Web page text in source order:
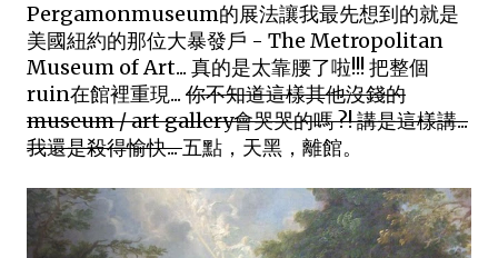
Pergamonmuseum的展法讓我最先想到的就是
美國紐約的那位大暴發戶 - The Metropolitan
Museum of Art... 真的是太靠腰了啦!!! 把整個
ruin在館裡重現... 你不知道這樣其他沒錢的
museum / art gallery會哭哭的嗎 ?! 講是這樣講...
我還是殺得愉快...五點，天黑，離館。